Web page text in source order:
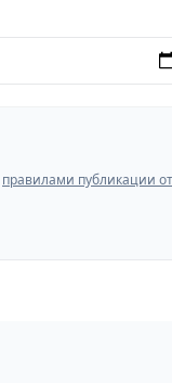
правилами публикации